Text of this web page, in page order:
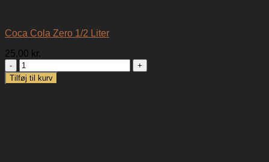
Coca Cola Zero 1/2 Liter
25,00 kr.
Coca
Cola
Zero
Tilføj til kurv